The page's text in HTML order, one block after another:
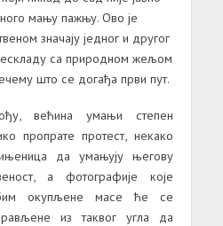
мању пажњу. Ово је
значају једног и другог
са природном жељом
што се догађа први пут.
већина умањи степен
пропрате протест, некако
да умањују његову
а фотографије које
окупљене масе ће се
из таквог угла да